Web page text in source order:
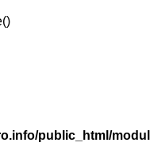
public_html/